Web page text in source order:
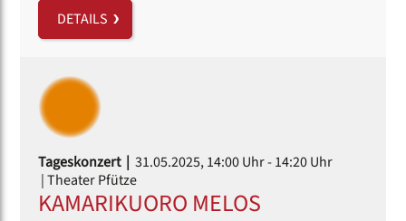
DETAILS
Tageskonzert | 31.05.2025, 14:00 Uhr- 14:20 Uhr
| Theater Pfütze
KAMARIKUORO MELOS